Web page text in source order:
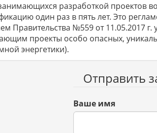
разработкой проектов
один раз в пять лет. Это
Правительства №559 от 11.05.2017 г.
проекты особо опасных,
энергетики).
Отправить
Ваше имя